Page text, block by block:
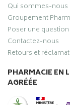
Qui sommes-nous
Groupement
Poser une question
Contactez-nous
Retours et
PHARMACIE EN
AGRÉÉE